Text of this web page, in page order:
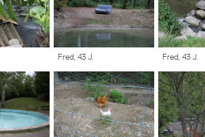
Fred, 43 J. Fred, 43 J.